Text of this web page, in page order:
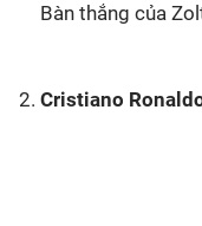
Bàn thắng của
2. Cristiano